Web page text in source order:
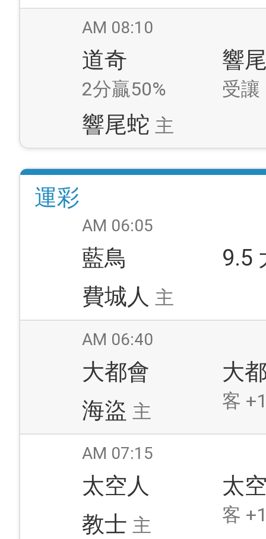
AM 08:10
道奇
2分贏50%
響尾蛇 主
響
受讓
運彩
AM 06:05
藍鳥
費城人 主
9.5
AM 06:40
大都會
海盜 主
大
客
AM 07:15
太空人
教士 主
太
客